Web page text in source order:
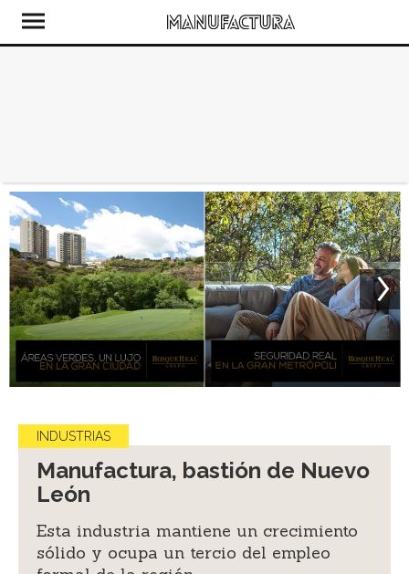
INDUSTRIAS
Manufactura, bastión de Nuevo
León
Esta industria mantiene un crecimiento
sólido y ocupa un tercio del empleo